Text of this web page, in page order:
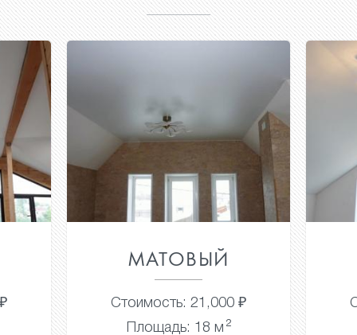
МАТОВЫЙ
Стоимость: 21,000 ₽
Площадь: 18 м 2